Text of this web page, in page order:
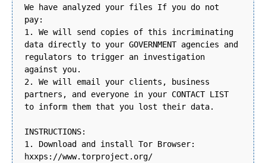
We have analyzed your files If you do not
pay:
1. We will send copies of this incriminating
data directly to your GOVERNMENT agencies and
regulators to trigger an investigation
against you.
2. We will email your clients, business
partners, and everyone in your CONTACT LIST
to inform them that you lost their data.
INSTRUCTIONS:
1. Download and install Tor Browser:
hxxps://www.torproject.org/